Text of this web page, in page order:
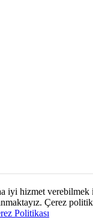
iyi hizmet
Çerez
Politikası